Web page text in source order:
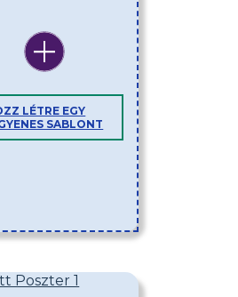
LÉTRE EGY
SABLONT
Poszter 1